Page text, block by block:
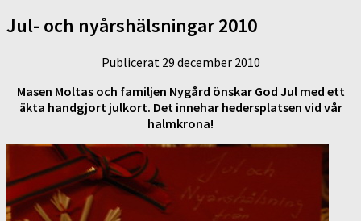
Jul- och nyårshälsningar 2010
Publicerat 29 december 2010
Masen Moltas och familjen Nygård önskar God Jul med ett
äkta handgjort julkort. Det innehar hedersplatsen vid vår
halmkrona!